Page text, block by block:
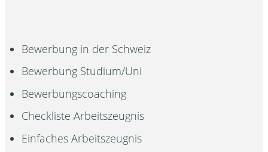
Bewerbung in der Schweiz
Bewerbung Studium/Uni
Bewerbungscoaching
Checkliste Arbeitszeugnis
Einfaches Arbeitszeugnis